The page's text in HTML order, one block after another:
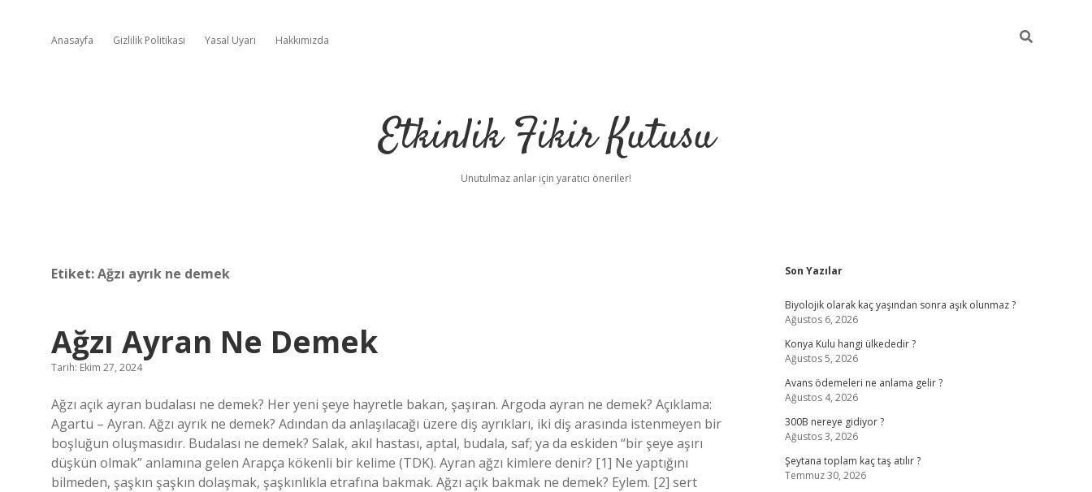
Anasayfa Gizlilik Politikası Yasal Uyarı Hakkımızda
Etkinlik Fikir Kutusu
Unutulmaz anlar için yaratıcı öneriler!
Etiket:Ağzı ayrık ne demek
Ağzı Ayran Ne Demek
Tarih: Ekim 27, 2024
Ağzı açık ayran budalası ne demek? Her yeni şeye hayretle bakan, şaşıran. Argoda ayran ne demek? Açıklama:
Agartu – Ayran. Ağzı ayrık ne demek? Adından da anlaşılacağı üzere diş ayrıkları, iki diş arasında istenmeyen bir
boşluğun oluşmasıdır. Budalası ne demek? Salak, akıl hastası, aptal, budala, saf; ya da eskiden “bir şeye aşırı
düşkün olmak” anlamına gelen Arapça kökenli bir kelime (TDK). Ayran ağzı kimlere denir? [1] Ne yaptığını
bilmeden, şaşkın şaşkın dolaşmak, şaşkınlıkla etrafına bakmak. Ağzı açık bakmak ne demek? Eylem. [2] sert
Sidebar
Son Yazılar
Biyolojik olarak kaç yaşından sonra aşık olunmaz ?
Ağustos 6, 2026
Konya Kulu hangi ülkededir ?
Ağustos 5, 2026
Avans ödemeleri ne anlama gelir ?
Ağustos 4, 2026
300B nereye gidiyor ?
Ağustos 3, 2026
Şeytana toplam kaç taş atılır ?
Temmuz 30, 2026